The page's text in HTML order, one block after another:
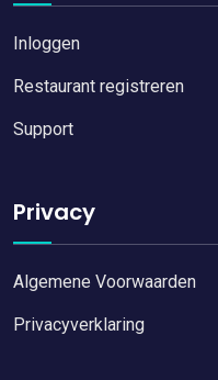
Inloggen
Restaurant registreren
Support
Privacy
Algemene Voorwaarden
Privacyverklaring